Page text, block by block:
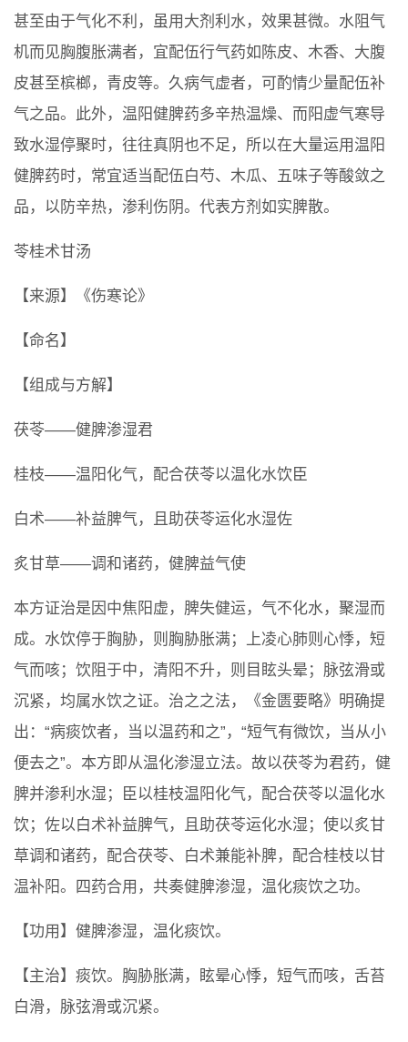
甚至由于气化不利，虽用大剂利水，效果甚微。水阻气
机而见胸腹胀满者，宜配伍行气药如陈皮、木香、大腹
皮甚至槟榔，青皮等。久病气虚者，可酌情少量配伍补
气之品。此外，温阳健脾药多辛热温燥、而阳虚气寒导
致水湿停聚时，往往真阴也不足，所以在大量运用温阳
健脾药时，常宜适当配伍白芍、木瓜、五味子等酸敛之
品，以防辛热，渗利伤阴。代表方剂如实脾散。
苓桂术甘汤
【来源】《伤寒论》
【命名】
【组成与方解】
茯苓――健脾渗湿君
桂枝――温阳化气，配合茯苓以温化水饮臣
白术――补益脾气，且助茯苓运化水湿佐
炙甘草――调和诸药，健脾益气使
本方证治是因中焦阳虚，脾失健运，气不化水，聚湿而
成。水饮停于胸胁，则胸胁胀满；上凌心肺则心悸，短
气而咳；饮阻于中，清阳不升，则目眩头晕；脉弦滑或
沉紧，均属水饮之证。治之之法，《金匮要略》明确提
出：“病痰饮者，当以温药和之”，“短气有微饮，当从小
便去之”。本方即从温化渗湿立法。故以茯苓为君药，健
脾并渗利水湿；臣以桂枝温阳化气，配合茯苓以温化水
饮；佐以白术补益脾气，且助茯苓运化水湿；使以炙甘
草调和诸药，配合茯苓、白术兼能补脾，配合桂枝以甘
温补阳。四药合用，共奏健脾渗湿，温化痰饮之功。
【功用】健脾渗湿，温化痰饮。
【主治】痰饮。胸胁胀满，眩晕心悸，短气而咳，舌苔
白滑，脉弦滑或沉紧。